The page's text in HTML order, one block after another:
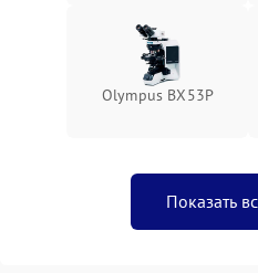
Olympus BX53P
Показать